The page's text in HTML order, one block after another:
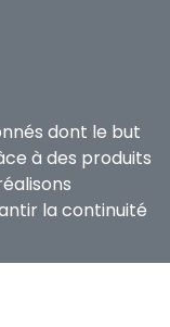
dont le but
à des produits
la continuité